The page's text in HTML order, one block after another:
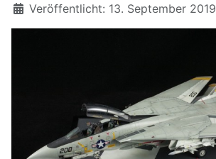
Details
Veröffentlicht: 13. September 2019